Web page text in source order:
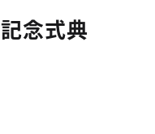
念式典